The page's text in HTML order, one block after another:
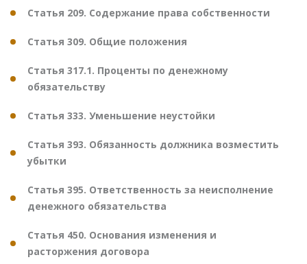
Статья 209. Содержание права собственности
Статья 309. Общие положения
Статья 317.1. Проценты по денежному
обязательству
Статья 333. Уменьшение неустойки
Статья 393. Обязанность должника возместить
убытки
Статья 395. Ответственность за неисполнение
денежного обязательства
Статья 450. Основания изменения и
расторжения договора